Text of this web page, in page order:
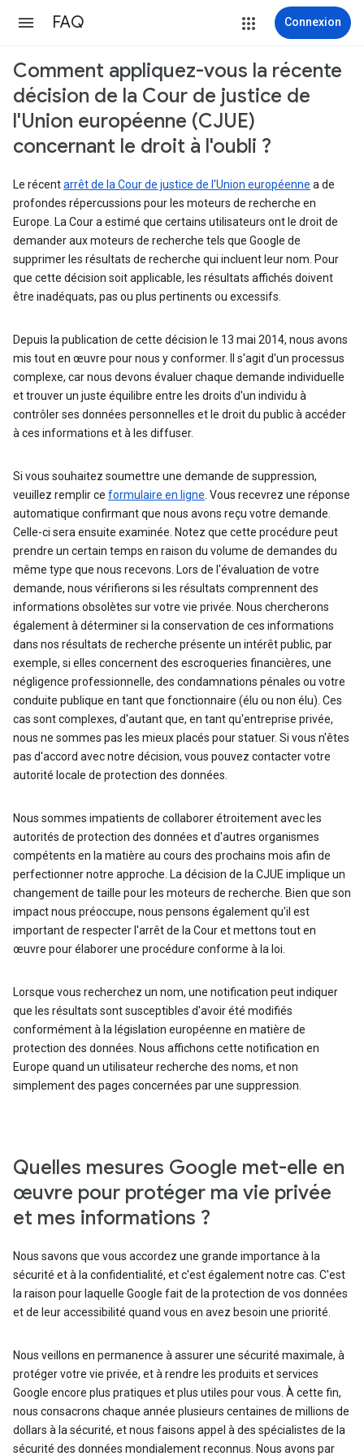
FAQ Connexion
Comment appliquez-vous la récente
décision de la Cour de justice de
l'Union européenne (CJUE)
concernant le droit à l'oubli ?
Le récentarrêt de la Cour de justice de l'Union européenne a de
profondes répercussions pour les moteurs de recherche en
Europe. La Cour a estimé que certains utilisateurs ont le droit de
demander aux moteurs de recherche tels que Google de
supprimer les résultats de recherche qui incluent leur nom. Pour
que cette décision soit applicable, les résultats affichés doivent
être inadéquats, pas ou plus pertinents ou excessifs.
Depuis la publication de cette décision le 13 mai 2014, nous avons
mis tout en œuvre pour nous y conformer. Il s'agit d'un processus
complexe, car nous devons évaluer chaque demande individuelle
et trouver un juste équilibre entre les droits d'un individu à
contrôler ses données personnelles et le droit du public à accéder
à ces informations et à les diffuser.
Si vous souhaitez soumettre une demande de suppression,
veuillez remplir ce formulaire en ligne . Vous recevrez une réponse
automatique confirmant que nous avons reçu votre demande.
Celle-ci sera ensuite examinée. Notez que cette procédure peut
prendre un certain temps en raison du volume de demandes du
même type que nous recevons. Lors de l'évaluation de votre
demande, nous vérifierons si les résultats comprennent des
informations obsolètes sur votre vie privée. Nous chercherons
également à déterminer si la conservation de ces informations
dans nos résultats de recherche présente un intérêt public, par
exemple, si elles concernent des escroqueries financières, une
négligence professionnelle, des condamnations pénales ou votre
conduite publique en tant que fonctionnaire (élu ou non élu). Ces
cas sont complexes, d'autant que, en tant qu'entreprise privée,
nous ne sommes pas les mieux placés pour statuer. Si vous n'êtes
pas d'accord avec notre décision, vous pouvez contacter votre
autorité locale de protection des données.
Nous sommes impatients de collaborer étroitement avec les
autorités de protection des données et d'autres organismes
compétents en la matière au cours des prochains mois afin de
perfectionner notre approche. La décision de la CJUE implique un
changement de taille pour les moteurs de recherche. Bien que son
impact nous préoccupe, nous pensons également qu'il est
important de respecter l'arrêt de la Cour et mettons tout en
œuvre pour élaborer une procédure conforme à la loi.
Lorsque vous recherchez un nom, une notification peut indiquer
que les résultats sont susceptibles d'avoir été modifiés
conformément à la législation européenne en matière de
protection des données. Nous affichons cette notification en
Europe quand un utilisateur recherche des noms, et non
simplement des pages concernées par une suppression.
Quelles mesures Google met-elle en
œuvre pour protéger ma vie privée
et mes informations ?
Nous savons que vous accordez une grande importance à la
sécurité et à la confidentialité, et c'est également notre cas. C'est
la raison pour laquelle Google fait de la protection de vos données
et de leur accessibilité quand vous en avez besoin une priorité.
Nous veillons en permanence à assurer une sécurité maximale, à
protéger votre vie privée, et à rendre les produits et services
Google encore plus pratiques et plus utiles pour vous. À cette fin,
nous consacrons chaque année plusieurs centaines de millions de
dollars à la sécurité, et nous faisons appel à des spécialistes de la
sécurité des données mondialement reconnus. Nous avons par